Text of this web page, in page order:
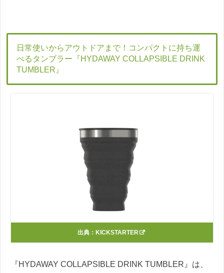
日常使いからアウトドアまで！コンパクトに持ち運
べるタンブラー『HYDAWAY COLLAPSIBLE DRINK
TUMBLER』
出典： KICKSTARTER
『HYDAWAY COLLAPSIBLE DRINK TUMBLER』は、